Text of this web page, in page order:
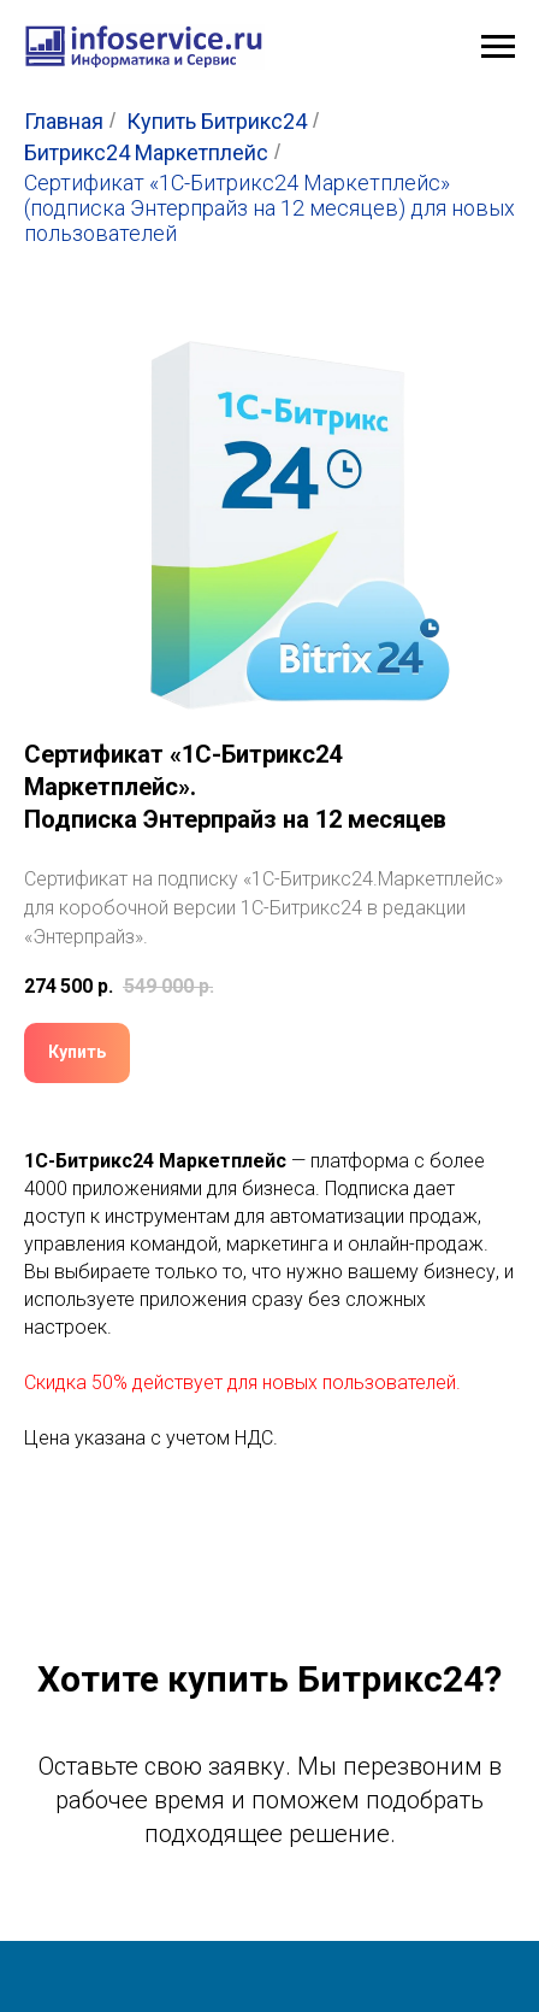
Главная / Купить Битрикс24 /
Битрикс24 Маркетплейс /
Сертификат «1С-Битрикс24 Маркетплейс»
(подписка Энтерпрайз на 12 месяцев) для новых
пользователей
Сертификат «1С-Битрикс24
Маркетплейс».
Подписка Энтерпрайз на 12 месяцев
Сертификат на подписку «1С-Битрикс24.Маркетплейс»
для коробочной версии 1С-Битрикс24 в редакции
«Энтерпрайз».
274 500 р. 549 000 р.
Купить
1С-Битрикс24 Маркетплейс — платформа с более
4000 приложениями для бизнеса. Подписка дает
доступ к инструментам для автоматизации продаж,
управления командой, маркетинга и онлайн-продаж.
Вы выбираете только то, что нужно вашему бизнесу, и
используете приложения сразу без сложных
настроек.
Скидка 50% действует для новых пользователей.
Цена указана с учетом НДС.
Хотите купить Битрикс24?
Оставьте свою заявку. Мы перезвоним в
рабочее время и поможем подобрать
подходящее решение.